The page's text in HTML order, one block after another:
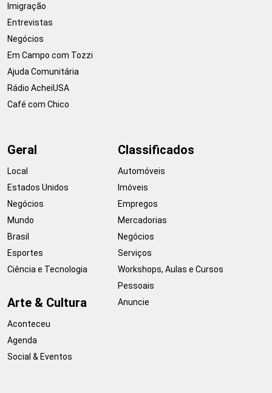
Imigração
Entrevistas
Negócios
Em Campo com Tozzi
Ajuda Comunitária
Rádio AcheiUSA
Café com Chico
Geral
Local
Estados Unidos
Negócios
Mundo
Brasil
Esportes
Ciência e Tecnologia
Arte & Cultura
Aconteceu
Agenda
Social & Eventos
Classificados
Automóveis
Imóveis
Empregos
Mercadorias
Negócios
Serviços
Workshops, Aulas e Cursos
Pessoais
Anuncie